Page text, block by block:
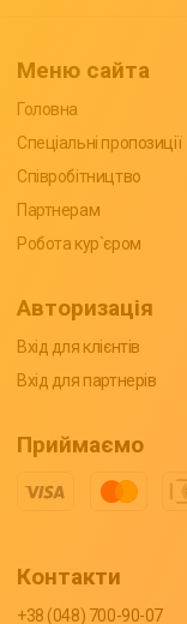
Меню сайта
Головна
Спеціальні пропозиції
Співробітництво
Партнерам
Робота кур`єром
Авторизація
Вхід для клієнтів
Вхід для партнерів
Приймаємо
Контакти
+38 (048) 700-90-07